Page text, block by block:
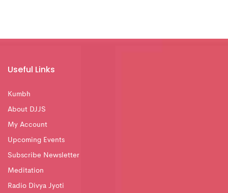
Useful Links
Kumbh
About DJJS
My Account
Upcoming Events
Subscribe Newsletter
Meditation
Radio Divya Jyoti